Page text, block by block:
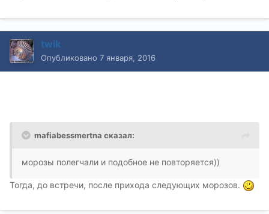
twik
Опубликовано 7 января, 2016
mafiabessmertna сказал:
морозы полегчали и подобное не повторяется))
Тогда, до встречи, после прихода следующих морозов.